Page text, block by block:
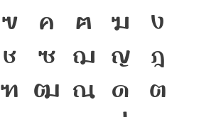
ฃ ค ฅ ฆ ง
ช ซ ฌ ญ ฎ
ฑ ฒ ณ ด ต